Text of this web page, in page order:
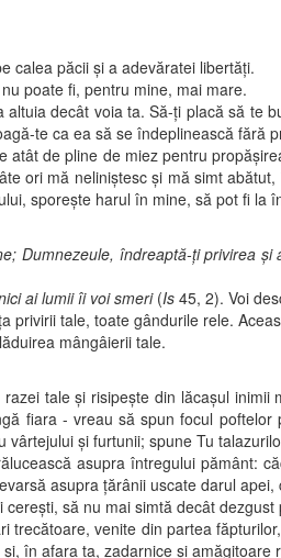
păcii şi a adevăratei libertăţi.
poate fi, pentru mine, mai mare.
decât voia ta. Să-ţi placă să te
te ca ea să se îndeplinească fără
pline de miez pentru
ori mă neliniştesc şi mă simt
sporeşte harul în mine, să pot fi la
Dumnezeule, îndreaptă-ţi privirea şi
ai lumii îi voi smeri(Is 45, 2). Voi
tale, toate gândurile rele.
mângâierii tale.
şi risipeşte din lăcaşul inimii
fiara - vreau să spun focul
şi furtunii; spune Tu
asupra întregului pământ:
asupra ţărânii uscate darul
să nu mai simtă decât
venite din partea făpturilor,
în afara ta, zadarnice şi amăgitoare